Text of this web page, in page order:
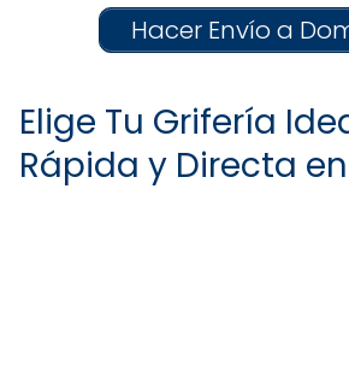
Hacer Envío a
Elige Tu Grifería
Rápida y Directa